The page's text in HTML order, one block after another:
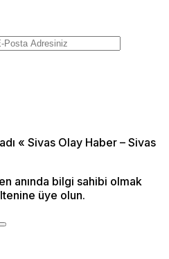
anında bilgi sahibi olmak
üye olun.